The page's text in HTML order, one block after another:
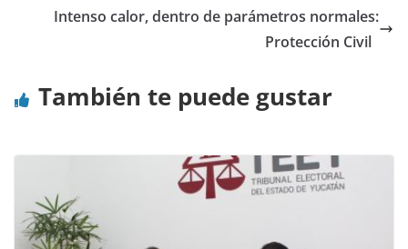
Intenso calor, dentro de parámetros normales:
Protección Civil
También te puede gustar